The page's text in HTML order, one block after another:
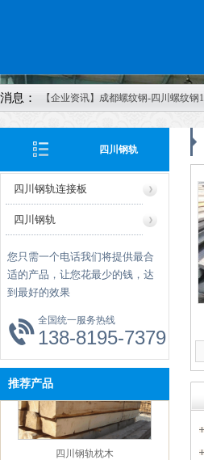
消息：
【企业资讯】成都螺纹钢-四川螺纹钢
【企业资讯】四川钢材-成都螺纹钢-
成都轨道-四川方管-成都矩管鑫红鑫
8日报价
【企业资讯】四川钢轨-成都螺纹钢-
公司11月4日价格报价
【企业资讯】成都螺纹钢发布2022年
最新价格
【企业资讯】四川H型钢-成都H型钢-
红鑫物资有限公司20221013报价
济
报与冠状病毒爆发有关的发展情况
【企业资讯】四川钢轨：唐山当地价
【新闻中心】四川钢轨：本周钢铁市
跌空间
【企业资讯】成都市鑫红鑫年会观
四川钢轨
四川钢轨连接板
四川钢轨
您只需一个电话我们将提供最合
适的产品，让您花最少的钱，达
到最好的效果
全国统一服务热线
138-8195-7379
推荐产品
成都钢轨枕木
四川钢轨枕木